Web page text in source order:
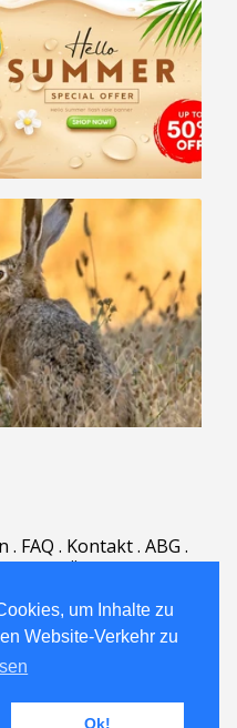
um Inhalte zu
Website-Verkehr zu
Ok!
. FAQ . Kontakt. ABG .
| Polski | Português
|